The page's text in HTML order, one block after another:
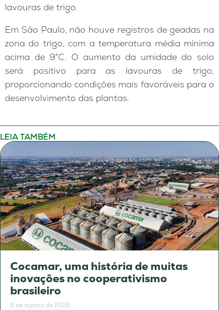
lavouras de trigo.
Em São Paulo, não houve registros de geadas na
zona do trigo, com a temperatura média mínima
acima de 9°C. O aumento da umidade do solo
será positivo para as lavouras de trigo,
proporcionando condições mais favoráveis para o
desenvolvimento das plantas.
LEIA TAMBÉM
Cocamar, uma história de muitas
inovações no cooperativismo
brasileiro
6 de agosto de 2026